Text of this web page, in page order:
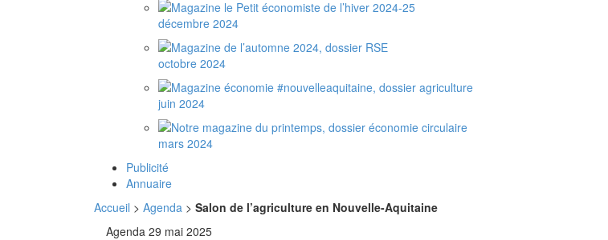
décembre 2024
octobre 2024
juin 2024
mars 2024
Publicité
Annuaire
Accueil > Agenda > Salon de l’agriculture en Nouvelle-Aquitaine
Agenda 29 mai 2025